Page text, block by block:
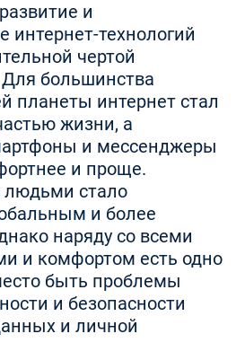
и
интернет-технологий
чертой
большинства
планеты интернет стал
жизни, а
и мессенджеры
и проще.
стало
и более
наряду со всеми
и комфортом есть одно
быть проблемы
и безопасности
и личной